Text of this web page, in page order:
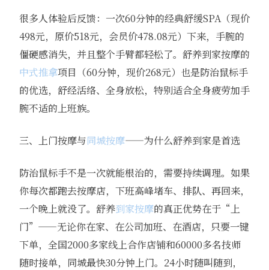
很多人体验后反馈：一次60分钟的经典舒缓SPA（现价
498元，原价518元，会员价478.08元）下来，手腕的
僵硬感消失，并且整个手臂都轻松了。舒养到家按摩的
中式推拿项目（60分钟，现价268元）也是防治鼠标手
的优选，舒经活络、全身放松，特别适合全身疲劳加手
腕不适的上班族。
三、上门按摩与同城按摩——为什么舒养到家是首选
防治鼠标手不是一次就能根治的，需要持续调理。如果
你每次都跑去按摩店，下班高峰堵车、排队、再回来，
一个晚上就没了。舒养到家按摩的真正优势在于“上
门”——无论你在家、在公司加班、在酒店，只要一键
下单，全国2000多家线上合作店铺和60000多名技师
随时接单，同城最快30分钟上门。24小时随叫随到，